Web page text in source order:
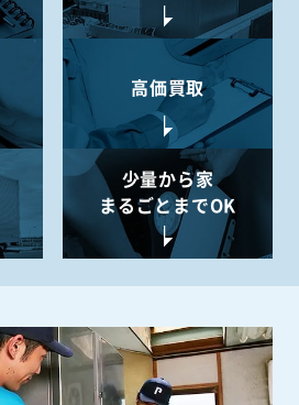
高価買取
少量から家
まるごとまでOK